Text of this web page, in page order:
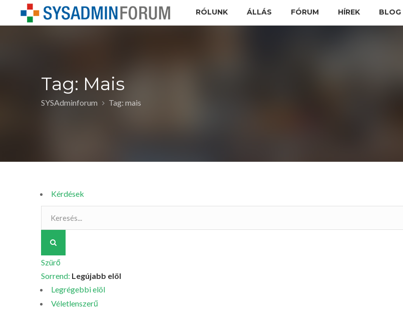
RÓLUNK ÁLLÁS FÓRUM HÍREK BLOG
Tag: Mais
SYSAdminforum Tag: mais
Kérdések
Szürő
Sorrend: Legújabb elöl
Legrégebbi elöl
Véletlenszerű